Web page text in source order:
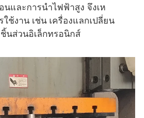
นและการนําไฟฟ้าสูง จึงเห
ช้งาน เช่น เครื่องแลกเปลี่ยน
นส่วนอิเล็กทรอนิกส์